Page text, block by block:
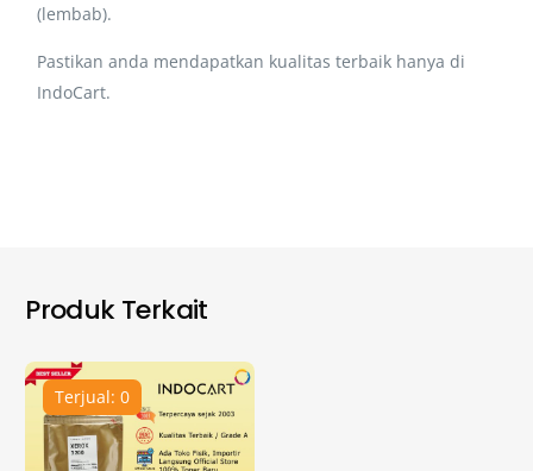
(lembab).
Pastikan anda mendapatkan kualitas terbaik hanya di
IndoCart.
Produk Terkait
Terjual: 0